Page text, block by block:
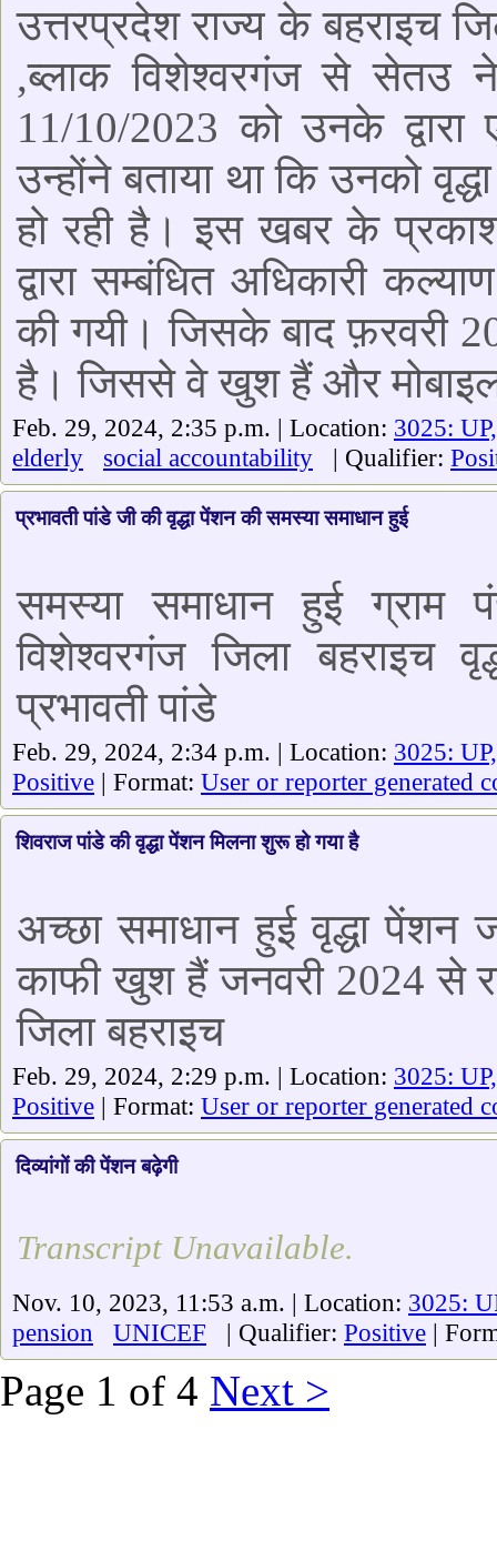
उत्तरप्रदेश राज्य के बहराइच
,ब्लाक विशेश्वरगंज से सेतउ ने
11/10/2023 को उनके
उन्होंने बताया था कि उनको
हो रही है। इस खबर के
द्वारा सम्बंधित अधिकारी
की गयी। जिसके बाद फ़रवरी
है। जिससे वे खुश हैं और मोबाइल
Feb. 29, 2024, 2:35 p.m. | Location: 3025:
elderly
social accountability | Qualifier:
प्रभावती पांडे जी की वृद्धा पेंशन की समस्या समाधान हुई
समस्या समाधान हुई ग्राम
विशेश्वरगंज जिला बहराइच
प्रभावती पांडे
Feb. 29, 2024, 2:34 p.m. | Location: 3025:
Positive | Format: User or reporter generated
शिवराज पांडे की वृद्धा पेंशन मिलना शुरू हो गया है
अच्छा समाधान हुई वृद्धा
काफी खुश हैं जनवरी 2024 से
जिला बहराइच
Feb. 29, 2024, 2:29 p.m. | Location: 3025:
Positive | Format: User or reporter generated
दिव्यांगों की पेंशन बढ़ेगी
Transcript Unavailable.
Nov. 10, 2023, 11:53 a.m. | Location: 3025:
pension
UNICEF | Qualifier: Positive |
Page 1 of 4 Next >